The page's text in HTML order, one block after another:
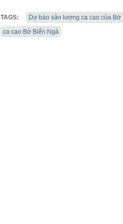
TAGS: Dự báo sản lượng ca cao của Bờ
ca cao Bờ Biển Ngà